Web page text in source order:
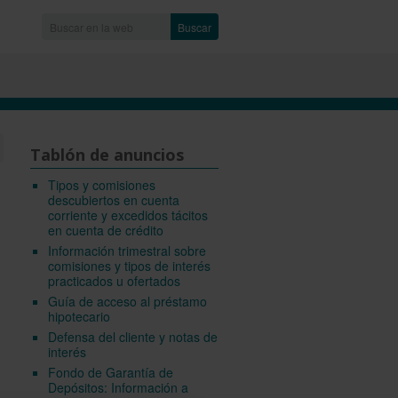
Buscar
Tablón de anuncios
Tipos y comisiones
descubiertos en cuenta
corriente y excedidos tácitos
en cuenta de crédito
Información trimestral sobre
comisiones y tipos de interés
practicados u ofertados
Guía de acceso al préstamo
hipotecario
Defensa del cliente y notas de
interés
Fondo de Garantía de
Depósitos: Información a